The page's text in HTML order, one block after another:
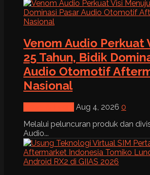
Venom Audio Perkuat
25 Tahun, Bidik
Audio Otomotif
Nasional
Aug 4, 2026 0
Melalui peluncuran produk dan
Audio...